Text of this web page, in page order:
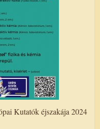
Kutatók éjszakája 2024